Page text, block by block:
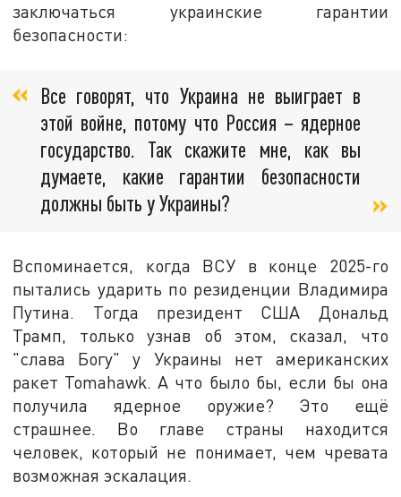
заключаться украинские гарантии
безопасности:
Все говорят, что Украина не выиграет в
этой войне, потому что Россия – ядерное
государство. Так скажите мне, как вы
думаете, какие гарантии безопасности
должны быть у Украины?
Вспоминается, когда ВСУ в конце 2025-го
пытались ударить по резиденции Владимира
Путина. Тогда президент США Дональд
Трамп, только узнав об этом, сказал, что
"слава Богу" у Украины нет американских
ракет Tomahawk. А что было бы, если бы она
получила ядерное оружие? Это ещё
страшнее. Во главе страны находится
человек, который не понимает, чем чревата
возможная эскалация.